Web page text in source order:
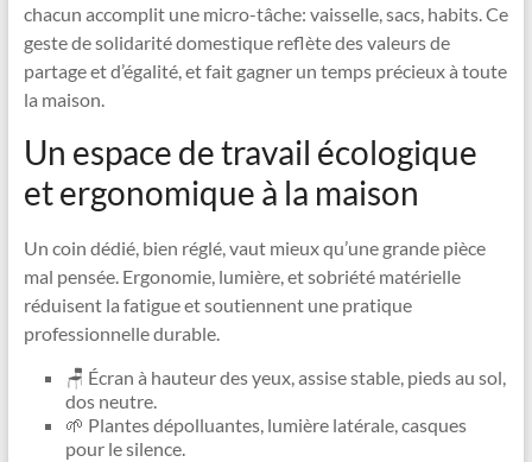
chacun accomplit une micro-tâche: vaisselle, sacs, habits. Ce
geste de solidarité domestique reflète des valeurs de
partage et d’égalité, et fait gagner un temps précieux à toute
la maison.
Un espace de travail écologique
et ergonomique à la maison
Un coin dédié, bien réglé, vaut mieux qu’une grande pièce
mal pensée. Ergonomie, lumière, et sobriété matérielle
réduisent la fatigue et soutiennent une pratique
professionnelle durable.
🪑 Écran à hauteur des yeux, assise stable, pieds au sol,
dos neutre.
🌱 Plantes dépolluantes, lumière latérale, casques
pour le silence.